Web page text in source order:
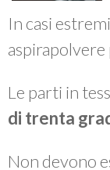
In casi
aspirapolvere
Le parti in
di trenta
Non devono